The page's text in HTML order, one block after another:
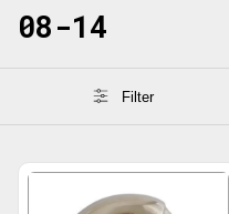
08-14
Filter